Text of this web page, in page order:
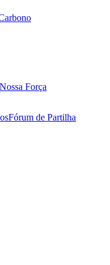
Força
Fórum de Partilha